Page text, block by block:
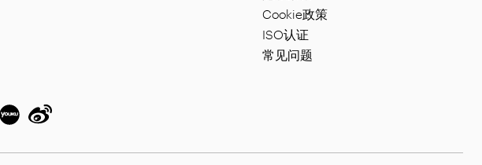
Cookie政策
ISO认证
常见问题